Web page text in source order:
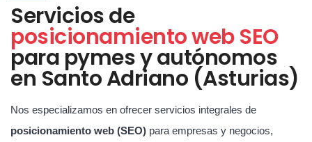
Servicios de
posicionamiento web SEO
para pymes y autónomos
en Santo Adriano (Asturias)
Nos especializamos en ofrecer servicios integrales de
posicionamiento web (SEO) para empresas y negocios,